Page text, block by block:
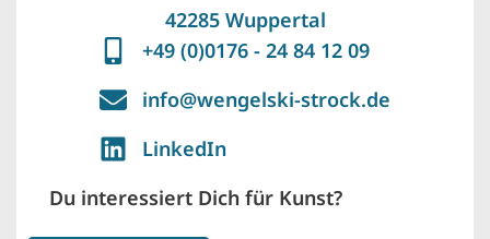
42285 Wuppertal
+49 (0)0176 - 24 84 12 09
info@wengelski-strock.de
LinkedIn
Du interessiert Dich für Kunst?